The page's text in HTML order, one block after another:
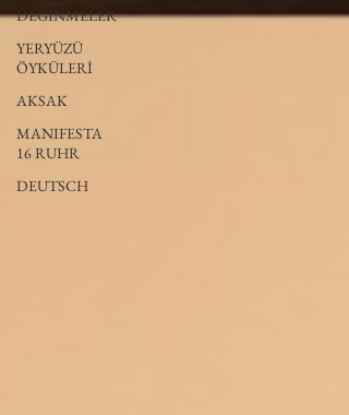
DEĞİNMELER
YERYÜZÜ
ÖYKÜLERİ
AKSAK
MANIFESTA
16 RUHR
DEUTSCH